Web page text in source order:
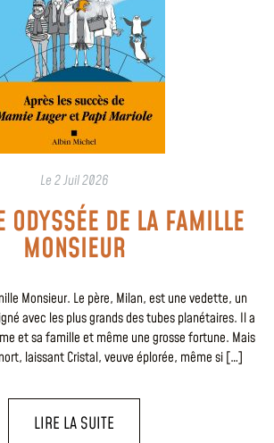
Le2 Juil 2026
ODYSSÉE DE LA FAMILLE
MONSIEUR
Monsieur. Le père, Milan, est une vedette, un
avec les plus grands des tubes planétaires. Il a
et sa famille et même une grosse fortune. Mais
laissant Cristal, veuve éplorée, même si […]
LIRE LA SUITE